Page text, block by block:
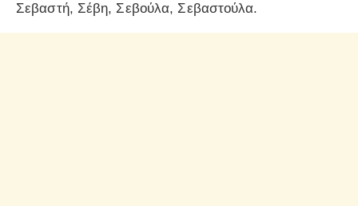
Σεβαστή, Σέβη, Σεβούλα, Σεβαστούλα.